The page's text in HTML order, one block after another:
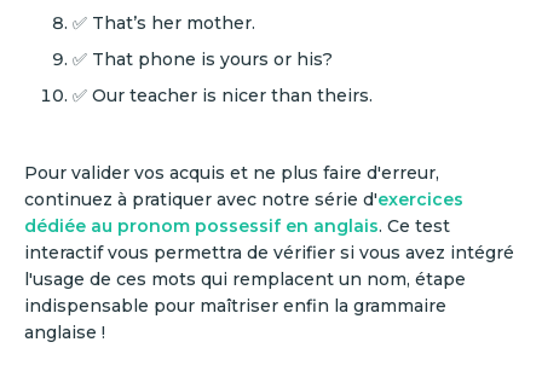
✅ That’s her mother.
✅ That phone is yours or his?
✅ Our teacher is nicer than theirs.
Pour valider vos acquis et ne plus faire d'erreur,
continuez à pratiquer avec notre série d'exercices
dédiée au pronom possessif en anglais. Ce test
interactif vous permettra de vérifier si vous avez intégré
l'usage de ces mots qui remplacent un nom, étape
indispensable pour maîtriser enfin la grammaire
anglaise !